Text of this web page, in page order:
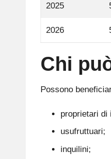
2025
2026
Chi
Possono
proprietari di
usufruttuari;
inquilini;